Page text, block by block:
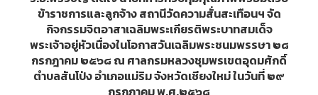
ข้าราชการและลูกจ้าง สถานีวัดความสั่นสะเทือนฯ จัด
กิจกรรมจิตอาสาเฉลิมพระเกียรติพระบาทสมเด็จ
พระเจ้าอยู่หัวเนื่องในโอกาสวันเฉลิมพระชนมพรรษา ๒๘
กรกฎาคม ๒๕๖๘ ณ ศาลกรมหลวงชุมพรเขตอุดมศักดิ์
ตำบลสันโป่ง อำเภอแม่ริม จังหวัดเชียงใหม่ ในวันที่ ๒๙
กรกฎาคม พ.ศ.๒๕๖๘